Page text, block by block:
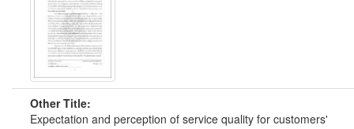
Other Title:
Expectation and perception of service quality for customers'